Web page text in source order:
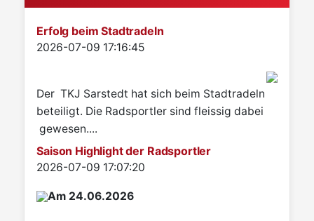
Erfolg beim Stadtradeln
Details
2026-07-09 17:16:45
Der TKJ Sarstedt hat sich beim Stadtradeln
beteiligt. Die Radsportler sind fleissig dabei
gewesen....
Saison Highlight der Radsportler
Details
2026-07-09 17:07:20
Am 24.06.2026